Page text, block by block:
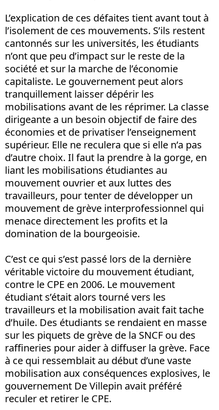
L’explication de ces défaites tient avant tout à
l’isolement de ces mouvements. S’ils restent
cantonnés sur les universités, les étudiants
n’ont que peu d’impact sur le reste de la
société et sur la marche de l’économie
capitaliste. Le gouvernement peut alors
tranquillement laisser dépérir les
mobilisations avant de les réprimer. La classe
dirigeante a un besoin objectif de faire des
économies et de privatiser l’enseignement
supérieur. Elle ne reculera que si elle n’a pas
d’autre choix. Il faut la prendre à la gorge, en
liant les mobilisations étudiantes au
mouvement ouvrier et aux luttes des
travailleurs, pour tenter de développer un
mouvement de grève interprofessionnel qui
menace directement les profits et la
domination de la bourgeoisie.
C’est ce qui s’est passé lors de la dernière
véritable victoire du mouvement étudiant,
contre le CPE en 2006. Le mouvement
étudiant s’était alors tourné vers les
travailleurs et la mobilisation avait fait tache
d’huile. Des étudiants se rendaient en masse
sur les piquets de grève de la SNCF ou des
raffineries pour aider à diffuser la grève. Face
à ce qui ressemblait au début d’une vaste
mobilisation aux conséquences explosives, le
gouvernement De Villepin avait préféré
reculer et retirer le CPE.